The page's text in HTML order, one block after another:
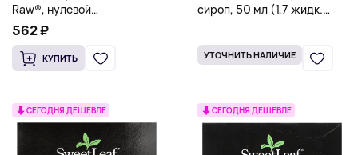
Raw®, нулевой
подсластитель, 40
пакетиков, 32 г (1,12 унции)
562 ₽
КУПИТЬ
сироп, 50 мл (1,7 жидк.
УТОЧНИТЬ НАЛИЧИЕ
СЕГОДНЯ ДЕШЕВЛЕ СЕГОДНЯ ДЕШЕВЛЕ